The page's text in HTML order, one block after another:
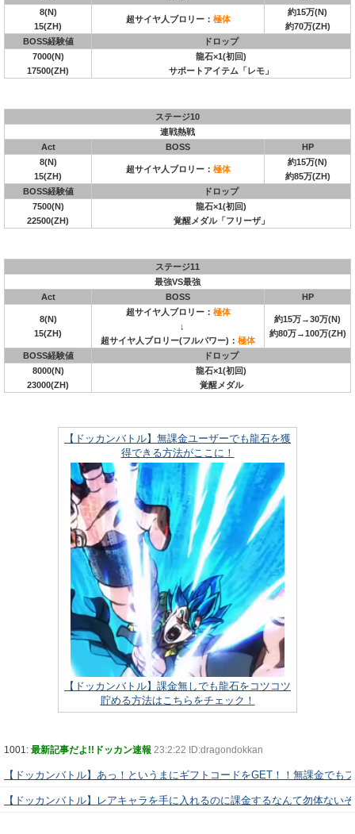
8(N)
15(ZH)
超サイヤ人ブロリー： 極体
約15万(N)
約70万(ZH)
BOSS経験値
ドロップ
7000(N)
17500(ZH)
龍石×1(初回)
サポートアイテム「レモ」
ステージ10
連戦熱戦
Act
BOSS
HP
8(N)
15(ZH)
超サイヤ人ブロリー： 極体
約15万(N)
約85万(ZH)
BOSS経験値
ドロップ
7500(N)
22500(ZH)
龍石×1(初回)
覚醒メダル「フリーザ」
ステージ11
最強VS最強
Act
BOSS HP
8(N)
15(ZH)
超サイヤ人ブロリー： 極体
↓
超サイヤ人ブロリー(フルパワー)： 極体
約15万→30万(N)
約80万→100万(ZH)
BOSS経験値
ドロップ
8000(N)
23000(ZH)
龍石×1(初回)
覚醒メダル
【ドッカンバトル】無課金ユーザーでも龍石を獲
得できる方法がここに！
【ドッカンバトル】課金無しでも龍石をコツコツ
貯める方法はこちらをチェック！
1001: 最新記事だよ!!ドッカン速報 23:2:22 ID:dragondokkan
【ドッカンバトル】あっ！というまにギフトコードをGET！！無課金でも
【ドッカンバトル】レアキャラを手に入れるのに課金するなんて勿体ない